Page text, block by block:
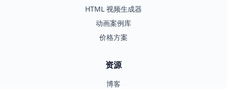
HTML 视频生成器
动画案例库
价格方案
资源
博客